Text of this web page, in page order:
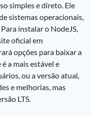
simples e direto. Ele
sistemas operacionais,
instalar o NodeJS,
oficial em
opções para baixar a
a mais estável e
ou a versão atual,
e melhorias, mas
LTS.